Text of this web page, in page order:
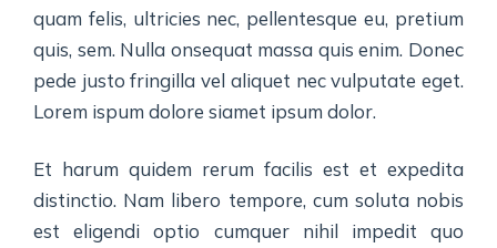
quam felis, ultricies nec, pellentesque eu, pretium
quis, sem. Nulla onsequat massa quis enim. Donec
pede justo fringilla vel aliquet nec vulputate eget.
Lorem ispum dolore siamet ipsum dolor.
Et harum quidem rerum facilis est et expedita
distinctio. Nam libero tempore, cum soluta nobis
est eligendi optio cumquer nihil impedit quo